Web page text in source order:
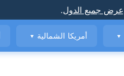
عرض جميع الدول.
▼ أمريكا الشمالية ▼